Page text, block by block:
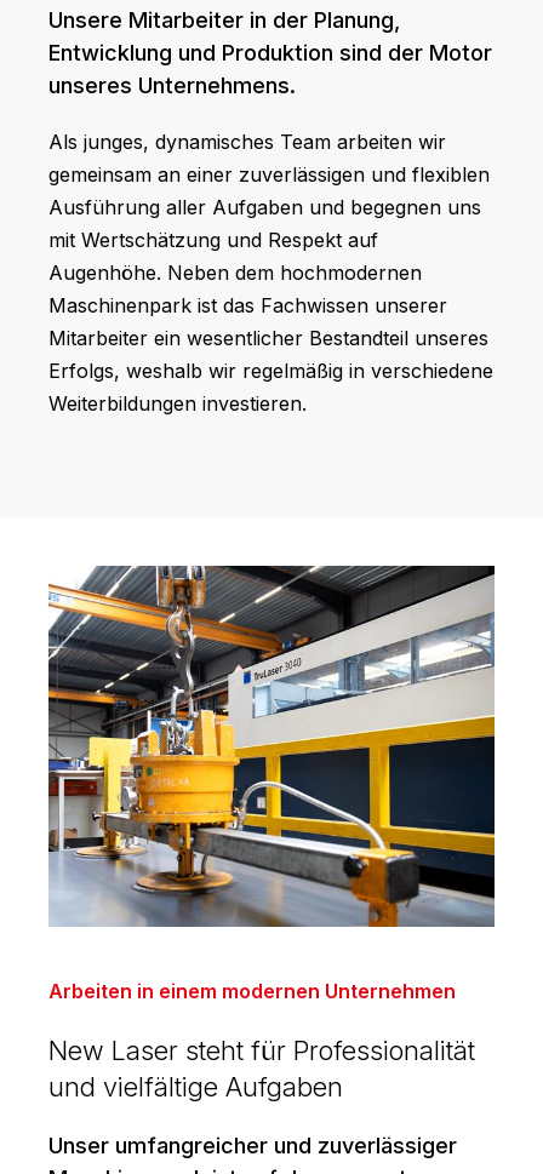
Unsere Mitarbeiter in der Planung,
Entwicklung und Produktion sind der Motor
unseres Unternehmens.
Als junges, dynamisches Team arbeiten wir
gemeinsam an einer zuverlässigen und flexiblen
Ausführung aller Aufgaben und begegnen uns
mit Wertschätzung und Respekt auf
Augenhöhe. Neben dem hochmodernen
Maschinenpark ist das Fachwissen unserer
Mitarbeiter ein wesentlicher Bestandteil unseres
Erfolgs, weshalb wir regelmäßig in verschiedene
Weiterbildungen investieren.
Arbeiten in einem modernen Unternehmen
New Laser steht für Professionalität
und vielfältige Aufgaben
Unser umfangreicher und zuverlässiger